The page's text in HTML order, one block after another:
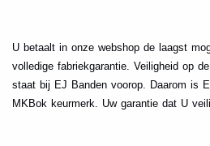
U betaalt in onze webshop de laagst
volledige fabriekgarantie. Veiligheid op
staat bij EJ Banden voorop. Daarom is
MKBok keurmerk. Uw garantie dat U